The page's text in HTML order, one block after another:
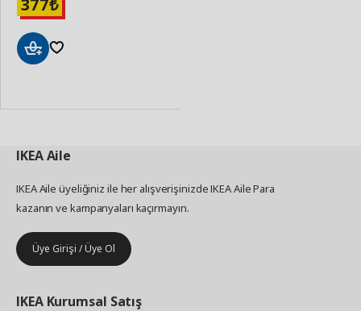
377₺
IKEAAile
IKEA Aile üyeliğiniz ile her alışverişinizde IKEA Aile Para
kazanın ve kampanyaları kaçırmayın.
Üye Girişi / Üye Ol
IKEA Kurumsal Satış